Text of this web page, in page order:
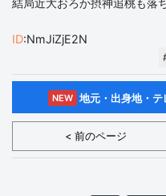
ID:NmJiZjE2N
NEW 地元・出身地・
< 前のページ